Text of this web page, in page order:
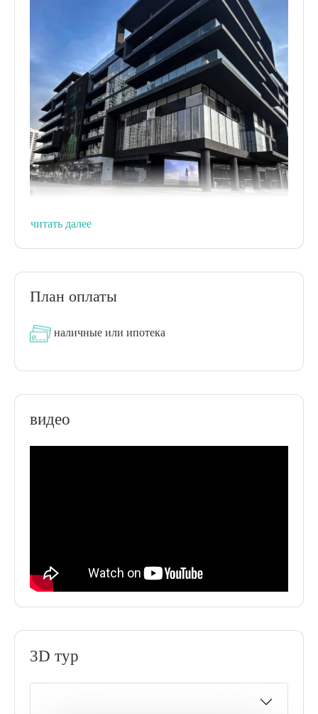
Расположение здания:
читать далее
План оплаты
наличные или ипотека
видео
3D тур